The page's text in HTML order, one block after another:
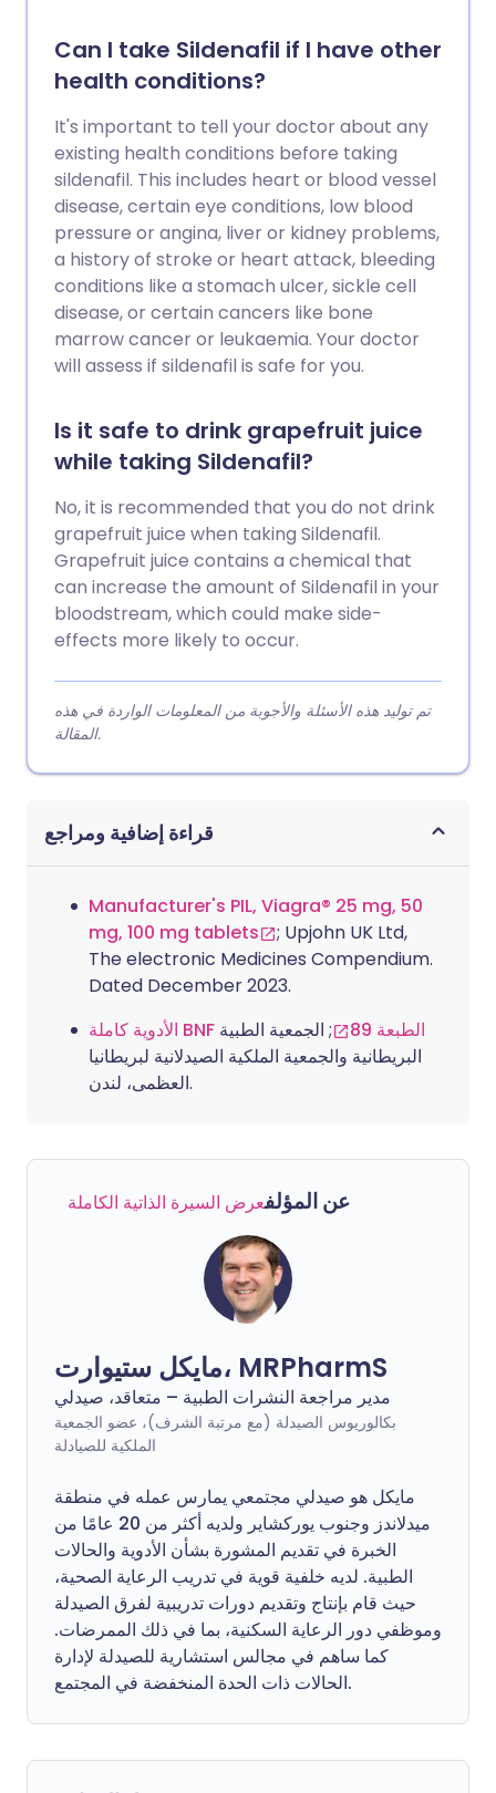
Can I take Sildenafil if I have other
health conditions?
It's important to tell your doctor about any
existing health conditions before taking
sildenafil. This includes heart or blood vessel
disease, certain eye conditions, low blood
pressure or angina, liver or kidney problems,
a history of stroke or heart attack, bleeding
conditions like a stomach ulcer, sickle cell
disease, or certain cancers like bone
marrow cancer or leukaemia. Your doctor
will assess if sildenafil is safe for you.
Is it safe to drink grapefruit juice
while taking Sildenafil?
No, it is recommended that you do not drink
grapefruit juice when taking Sildenafil.
Grapefruit juice contains a chemical that
can increase the amount of Sildenafil in your
bloodstream, which could make side-
effects more likely to occur.
تم توليد هذه الأسئلة والأجوبة من المعلومات الواردة في هذه
المقالة.
قراءة إضافية ومراجع
Manufacturer's PIL, Viagra® 25 mg, 50
mg, 100 mg tablets
; Upjohn UK Ltd,
The electronic Medicines Compendium.
Dated December 2023.
الأدوية كاملة BNF الطبعة 89
; الجمعية الطبية
البريطانية والجمعية الملكية الصيدلانية لبريطانيا
العظمى، لندن.
عن المؤلفعرض السيرة الذاتية الكاملة
مايكل ستيوارت، MRPharmS
مدير مراجعة النشرات الطبية – متعاقد، صيدلي
بكالوريوس الصيدلة (مع مرتبة الشرف)، عضو الجمعية
الملكية للصيادلة
مايكل هو صيدلي مجتمعي يمارس عمله في منطقة
ميدلاندز وجنوب يوركشاير ولديه أكثر من 20 عامًا من
الخبرة في تقديم المشورة بشأن الأدوية والحالات
الطبية. لديه خلفية قوية في تدريب الرعاية الصحية،
حيث قام بإنتاج وتقديم دورات تدريبية لفرق الصيدلة
وموظفي دور الرعاية السكنية، بما في ذلك الممرضات.
كما ساهم في مجالس استشارية للصيدلة لإدارة
الحالات ذات الحدة المنخفضة في المجتمع.